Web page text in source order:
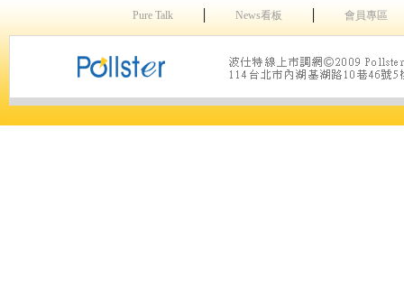
Pure Talk News看板 會員專區